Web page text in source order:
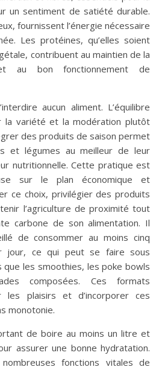
un sentiment de satiété durable.
fournissent l’énergie nécessaire
Les protéines, qu’elles soient
contribuent au maintien de la
au bon fonctionnement de
aucun aliment. L’équilibre
la variété et la modération plutôt
des produits de saison permet
et légumes au meilleur de leur
nutritionnelle. Cette pratique est
sur le plan économique et
ce choix, privilégier des produits
l’agriculture de proximité tout
carbone de son alimentation. Il
de consommer au moins cinq
jour, ce qui peut se faire sous
les smoothies, les poke bowls
composées. Ces formats
plaisirs et d’incorporer ces
monotonie.
de boire au moins un litre et
assurer une bonne hydratation.
fonctions vitales de